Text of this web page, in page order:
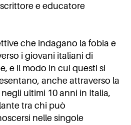
e educatore
che indagano la fobia e
i giovani italiani di
e il modo in cui questi si
anche attraverso la
ultimi 10 anni in Italia,
tra chi può
nelle singole